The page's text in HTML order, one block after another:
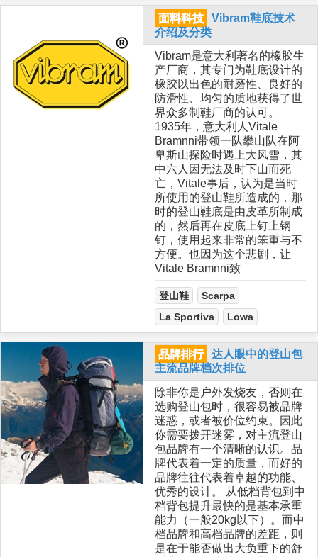
面料科技
Vibram鞋底技术
介绍及分类
Vibram是意大利著名的橡胶生
产厂商，其专门为鞋底设计的
橡胶以出色的耐磨性、良好的
防滑性、均匀的质地获得了世
界众多制鞋厂商的认可。
1935年，意大利人Vitale
Bramnni带领一队攀山队在阿
卑斯山探险时遇上大风雪，其
中六人因无法及时下山而死
亡，Vitale事后，认为是当时
所使用的登山鞋所造成的，那
时的登山鞋底是由皮革所制成
的，然后再在皮底上钉上钢
钉，使用起来非常的笨重与不
方便。也因为这个悲剧，让
Vitale Bramnni致
登山鞋
Scarpa
La Sportiva
Lowa
品牌排行
达人眼中的登山包
主流品牌档次排位
除非你是户外发烧友，否则在
选购登山包时，很容易被品牌
迷惑，或者被价位约束。因此
你需要拨开迷雾，对主流登山
包品牌有一个清晰的认识。品
牌代表着一定的质量，而好的
品牌往往代表着卓越的功能、
优秀的设计。 从低档背包到中
档背包提升最快的是基本承重
能力（一般20kg以下）。而中
档品牌和高档品牌的差距，则
是在于能否做出大负重下的舒